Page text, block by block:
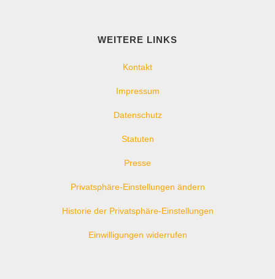
WEITERE LINKS
Kontakt
Impressum
Datenschutz
Statuten
Presse
Privatsphäre-Einstellungen ändern
Historie der Privatsphäre-Einstellungen
Einwilligungen widerrufen